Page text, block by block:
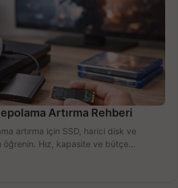
Artırma Rehberi
artırma için SSD, harici disk ve
öğrenin. Hız, kapasite ve bütçe